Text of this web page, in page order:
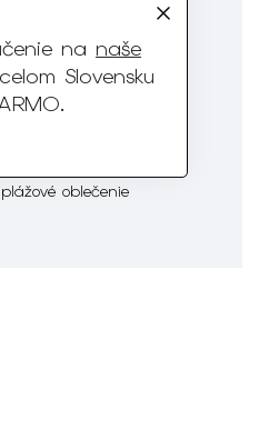
na naše
Slovensku
.
elastan
oblečenie